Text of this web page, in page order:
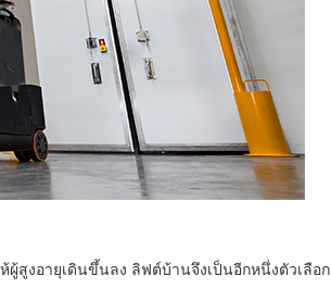
สูงอายุเดินขึ้นลง ลิฟต์บ้านจึงเป็นอีกหนึ่งตัวเลือก